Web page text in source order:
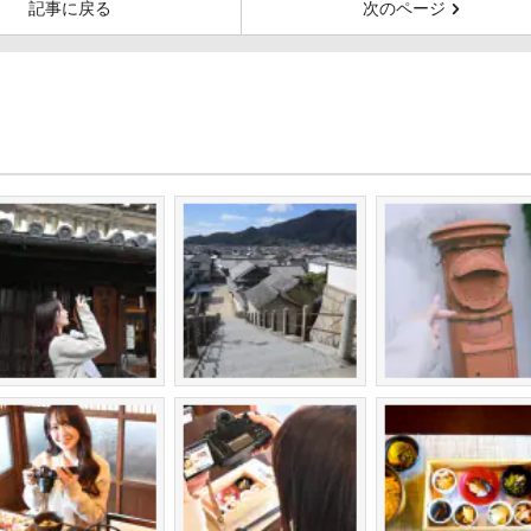
記事に戻る 次のページ